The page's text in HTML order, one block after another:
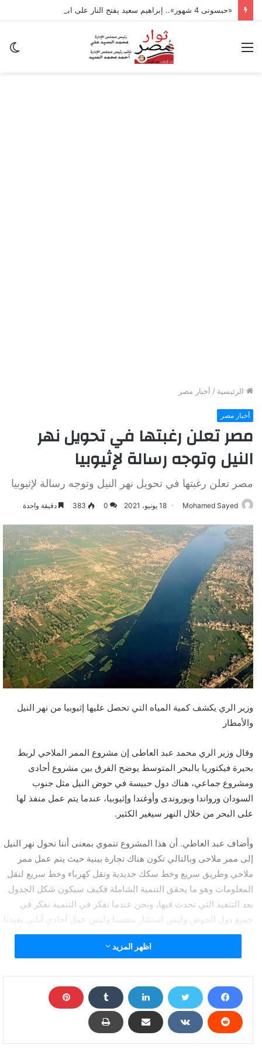
القائمة
الرئيسية / أخبار مصر
أخبار مصر
مصر تعلن رغبتها في تحويل نهر
النيل وتوجه رسالة لإثيوبيا
مصر تعلن رغبتها في تحويل نهر النيل وتوجه رسالة لإثيوبيا
Mohamed Sayed 18 يونيو، 2021 0
383 دقيقة واحدة
وزير الري يكشف كمية المياه التي تحصل عليها إثيوبيا من نهر النيل
والأمطار
وقال وزير الري محمد عبد العاطى إن مشروع الممر الملاحي لربط
بحيرة فيكتوريا بالبحر المتوسط يوضح الفرق بين مشروع أحادى
ومشروع جماعي، هناك دول حبيسة في حوض النيل مثل جنوب
السودان ورواندا وبوروندى وأوغندا وإثيوبيا، عندما يتم عمل منفذ لها
على البحر من خلال النهر سيغير الكثير.
وأضاف عبد العاطي. أن هذا المشروع تنموي بمعنى أننا نحول نهر النيل
إلى ممر ملاحى وبالتالي تكون هناك تجارة بينية حيث يتم عمل ممر
ملاحي وطريق سريع وخط سكك حديدية ونقل كهرباء وخط سريع لنقل
المعلومات وهو ما يحقق التنمية الشاملة فكيف سيكون شكل الجدول
بعد التنفيذ التي تحدث فيها، ونحن عندما نفكر في التنمية نفكر في
جميع دول الحوض وليس استئثار بنفسنا وليس عمل أحادي أناني يفيدنا
فقط.
في تصدير المنتجات، فقد شاهدت في جنوب السودان غابة على
مسافة 80 كيلو مزروعة بالمانجو ويتم القائها لأنهم لا يعرفون كيف يتم
التصرف فيها نتيجة عدم وجود وسائل نقل رخيصة للأسواق ولا يوجد
لديهم تصنيع، نتخيل لو كان هناك ممر ملاحى سيتم تصدير المحاصيل
الاستوائية التي تنمو بشكل طبيعى مثل: «الاناناس، والباباى، والباشون،
اظهر المزيد